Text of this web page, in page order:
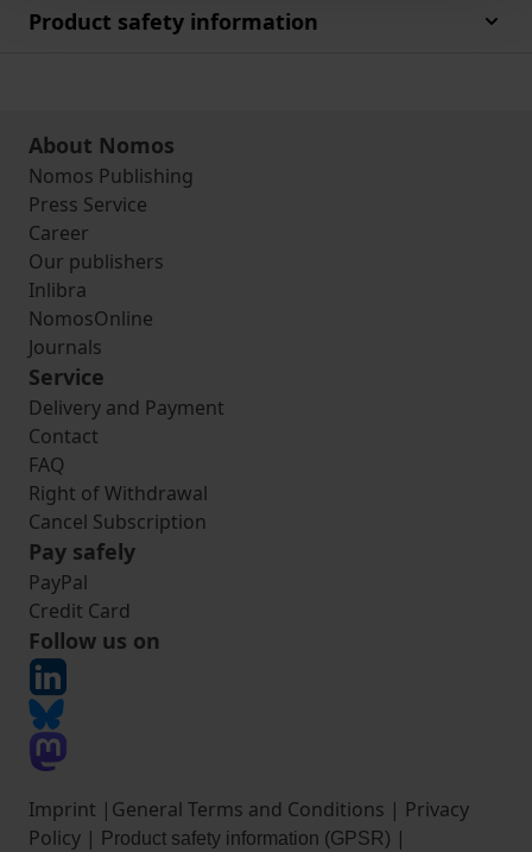
Product safety information
About Nomos
Nomos Publishing
Press Service
Career
Our publishers
Inlibra
NomosOnline
Journals
Service
Delivery and Payment
Contact
FAQ
Right of Withdrawal
Cancel Subscription
Pay safely
PayPal
Credit Card
Follow us on
Imprint | General Terms and Conditions | Privacy
Policy | Product safety information (GPSR) |